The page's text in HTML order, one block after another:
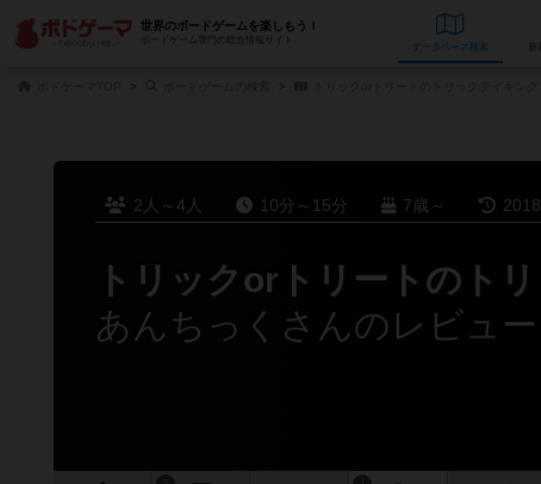
世界のボードゲームを楽しもう！
ボードゲーム専門の総合情報サイト
データベース
2人～4人 10分～15分 7歳～
トリックorトリートのト
あんちっくさんのレビュー